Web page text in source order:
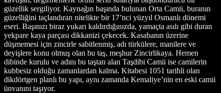
güzellik sergiliyor. Kaynağın başında bulunan Orta Camii, buranın
güzelliğini taçlandıran nitelikte bir 17’nci yüzyıl Osmanlı dönemi
eseri. Başınızı biraz yukarı kaldırdığınızda, yamaçta asılı gibi duran
yekpare kaya parçası dikkanizi çekecek. Kasabanın üzerine
düşmemesi için zincirle sabitlenmiş, adı türkülere, manilere ve
deyişlere konu olmuş olan bu taş, meşhur Zincirlikaya. Hemen
dibinde kurulu ve adını bu taştan alan Taşdibi Camii ise camilerin
kubbesiz olduğu zamanlardan kalma. Kitabesi 1051 tarihli olan
dikdörtgen planlı bu yapı, aynı zamanda Kemaliye’nin en eski camii
ünvanını taşıyor.